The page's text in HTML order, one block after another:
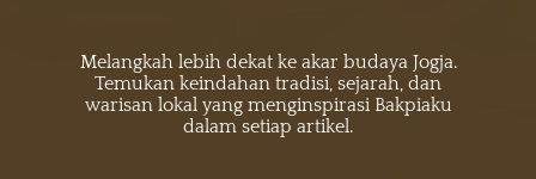
Melangkah lebih dekat ke akar budaya Jogja.
Temukan keindahan tradisi, sejarah, dan
warisan lokal yang menginspirasi Bakpiaku
dalam setiap artikel.